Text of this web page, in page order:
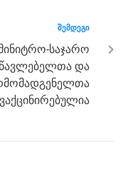
ᲨᲔᲛᲓᲔᲒᲘ
საჯარო
და